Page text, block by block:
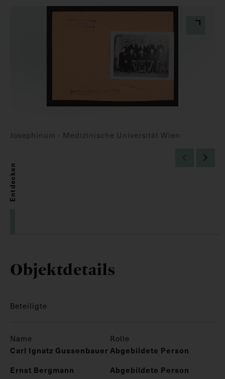
Josephinum - Medizinische Universität Wien
Entdecken
Objektdetails
Beteiligte
Name Rolle
Carl Ignatz Gussenbauer Abgebildete Person
Ernst Bergmann
Abgebildete Person